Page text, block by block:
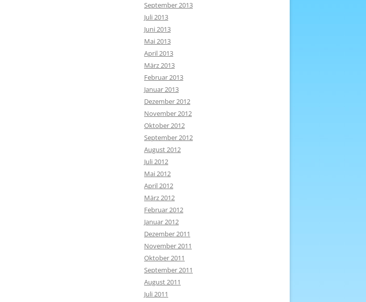
September 2013
Juli 2013
Juni 2013
Mai 2013
April 2013
März 2013
Februar 2013
Januar 2013
Dezember 2012
November 2012
Oktober 2012
September 2012
August 2012
Juli 2012
Mai 2012
April 2012
März 2012
Februar 2012
Januar 2012
Dezember 2011
November 2011
Oktober 2011
September 2011
August 2011
Juli 2011